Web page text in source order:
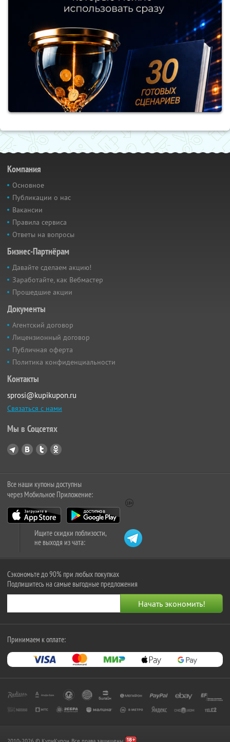
Компания
Основное
Публикации о нас
Вакансии
Правила сервиса
Ответы на вопросы
Бизнес-Партнёрам
Давайте сделаем акцию!
Заработайте, как Вебмастер
Прошедшие акции
Документы
Агентский договор
Лицензионный договор
Публичная оферта
Политика конфиденциальности
Контакты
sprosi@kupikupon.ru
Связаться с нами
Мы в Соцсетях
Все наши купоны доступны
через Мобильное Приложение:
Ищите скидки поблизости,
не выходя из чата:
Сэкономьте до 90% при любых покупках
Подпишитесь на самые выгодные предложения
Принимаем к оплате: